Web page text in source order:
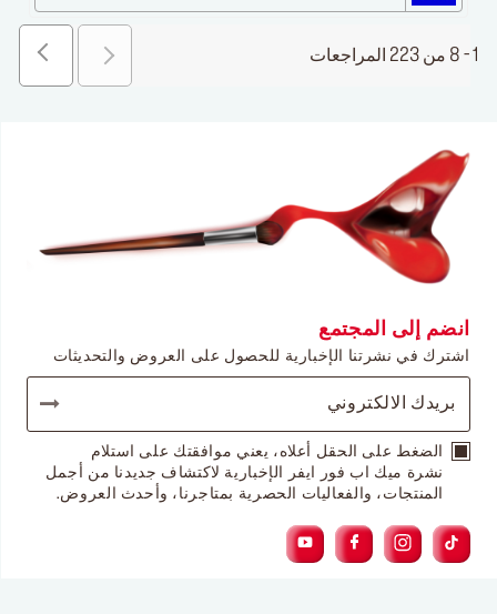
1 - 8 من 223 المراجعات
انضم إلى المجتمع
اشترك في نشرتنا الإخبارية للحصول على العروض والتحديثات
الضغط على الحقل أعلاه، يعني موافقتك على استلام
نشرة ميك اب فور ايفر الإخبارية لاكتشاف جديدنا من أجمل
المنتجات، والفعاليات الحصرية بمتاجرنا، وأحدث العروض.